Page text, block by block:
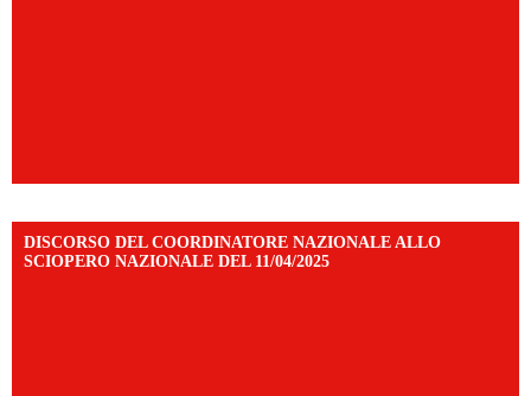
DISCORSO DEL COORDINATORE NAZIONALE ALLO
SCIOPERO NAZIONALE DEL 11/04/2025